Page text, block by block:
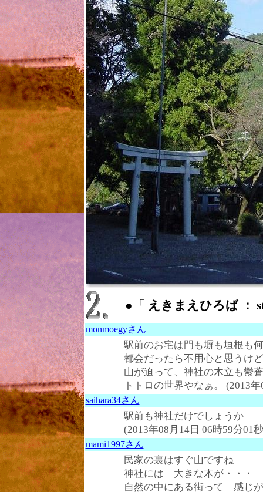
●「 えきまえひろば ：
monmoegyさん
駅前のお宅は門も塀も垣根も
都会だったら不用心と思うけ
山が迫って、神社の木立も鬱
トトロの世界やなぁ。 (2013
saihara34さん
駅前も神社だけでしょうか
(2013年08月14日 06時59分01
mami1997さん
民家の裏はすぐ山ですね
神社には 大きな木が・・・
自然の中にある街って 感じ